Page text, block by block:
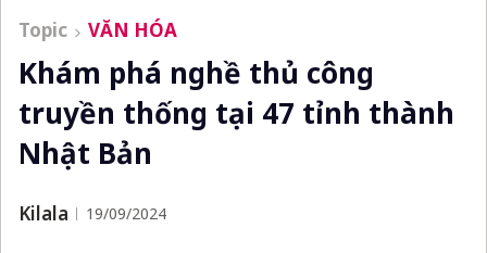
Topic VĂN HÓA
Khám phá nghề thủ công
truyền thống tại 47 tỉnh thành
Nhật Bản
Kilala 19/09/2024